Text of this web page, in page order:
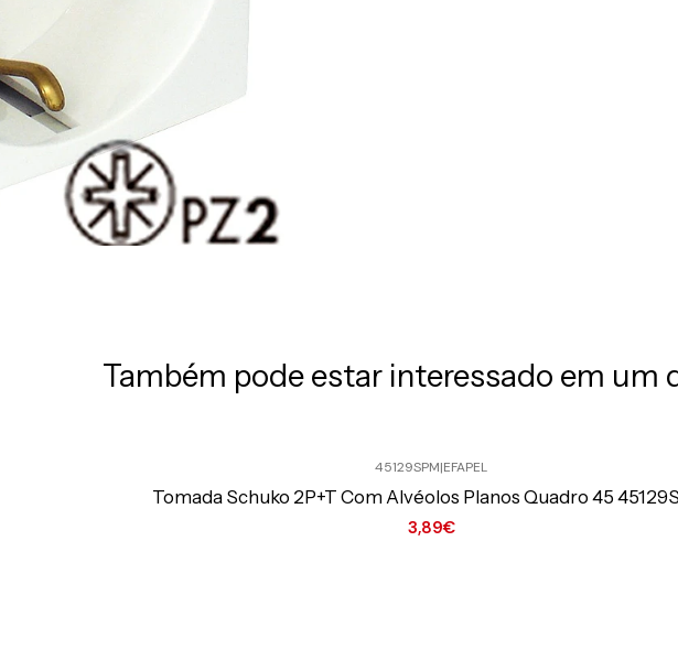
Também pode estar interessado em um
45129SPM|EFAPEL
Tomada Schuko 2P+T Com Alvéolos Planos Quadro 45
3,89€